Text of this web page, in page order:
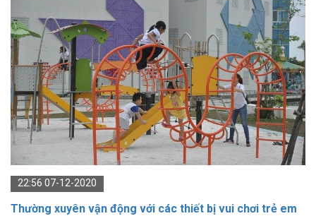
22:56 07-12-2020
Thường xuyên vận động với các thiết bị vui chơi trẻ em